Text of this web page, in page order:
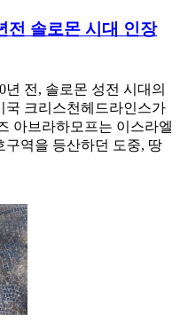
전 솔로몬 시대 인장
전, 솔로몬 성전 시대의
국 크리스천헤드라인스가
아브라하모프는 이스라엘
구역을 등산하던 도중, 땅